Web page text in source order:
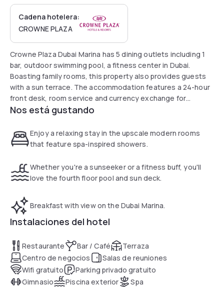
Cadena hotelera:
CROWNE PLAZA
Crowne Plaza Dubai Marina has 5 dining outlets including 1
bar, outdoor swimming pool, a fitness center in Dubai.
Boasting family rooms, this property also provides guests
with a sun terrace. The accommodation features a 24-hour
front desk, room service and currency exchange for
guests.
Offering views of the Marina, all rooms are fitted with air
conditioning, a flat-screen TV with satellite channels, a
hotel the rooms include a wardrobe and a private bathroom.
an American breakfast.
Marina Beach is 700 m from the accommodation, while The
Mall is 1-minute walk from the hotel. The nearest airport is Al
Maktoum International Airport, 21 km from Crowne Plaza
Dubai Marina.
Nos está gustando
Enjoy a relaxing stay in the upscale modern rooms
that feature spa-inspired showers.
Whether you're a sunseeker or a fitness buff, you'll
love the fourth floor pool and sun deck.
Breakfast with view on the Dubai Marina.
Instalaciones del hotel
Restaurante Bar / Café
Terraza
Centro de negocios
Salas de reuniones
Wifi gratuito
Parking privado gratuito
Gimnasio
Piscina exterior Spa